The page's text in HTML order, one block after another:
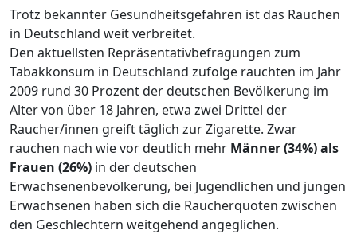
Trotz bekannter Gesundheitsgefahren ist das Rauchen
in Deutschland weit verbreitet.
Den aktuellsten Repräsentativbefragungen zum
Tabakkonsum in Deutschland zufolge rauchten im Jahr
2009 rund 30 Prozent der deutschen Bevölkerung im
Alter von über 18 Jahren, etwa zwei Drittel der
Raucher/innen greift täglich zur Zigarette. Zwar
rauchen nach wie vor deutlich mehr Männer (34%) als
Frauen (26%) in der deutschen
Erwachsenenbevölkerung, bei Jugendlichen und jungen
Erwachsenen haben sich die Raucherquoten zwischen
den Geschlechtern weitgehend angeglichen.